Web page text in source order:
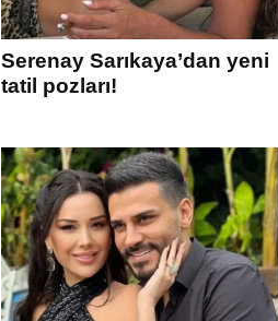
Serenay Sarıkaya’dan yeni
tatil pozları!